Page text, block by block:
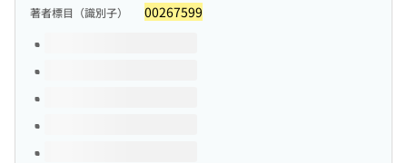
著者標目（識別子） 00267599
このタイトルの巻号